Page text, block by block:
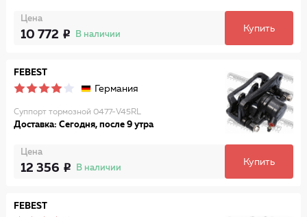
Цена
10 772 В наличии
Купить
FEBEST
Германия
Суппорт тормозной 0477-V45RL
Доставка: Сегодня, после 9 утра
Цена
12 356 В наличии
Купить
FEBEST